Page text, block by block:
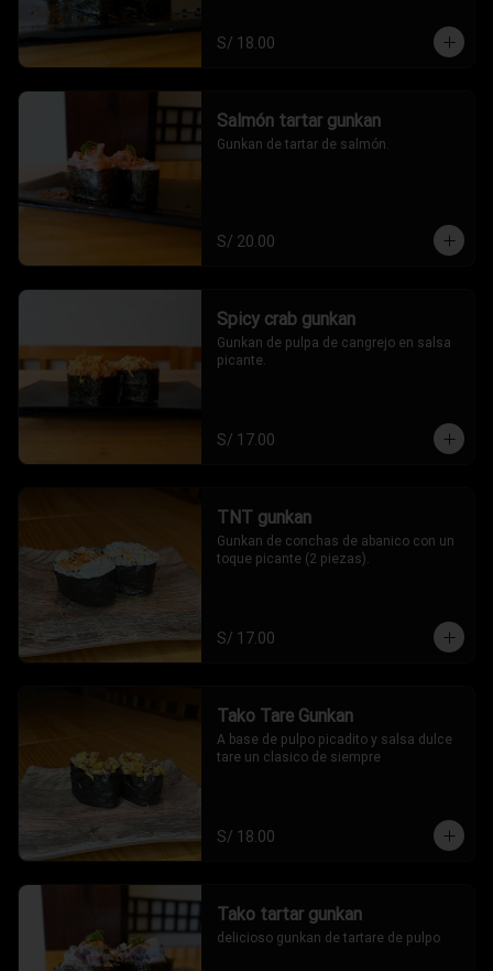
S/ 18.00
Salmón tartar gunkan
Gunkan de tartar de salmón.
S/ 20.00
Spicy crab gunkan
Gunkan de pulpa de cangrejo en salsa
picante.
S/ 17.00
TNT gunkan
Gunkan de conchas de abanico con un
toque picante (2 piezas).
S/ 17.00
Tako Tare Gunkan
A base de pulpo picadito y salsa dulce
tare un clasico de siempre
S/ 18.00
Tako tartar gunkan
delicioso gunkan de tartare de pulpo